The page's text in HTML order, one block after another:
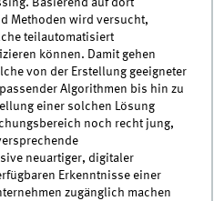
Basierend auf dort
Methoden wird versucht,
teilautomatisiert
können. Damit gehen
von der Erstellung geeigneter
Algorithmen bis hin zu
einer solchen Lösung
noch recht jung,
neuartiger, digitaler
Erkenntnisse einer
zugänglich machen